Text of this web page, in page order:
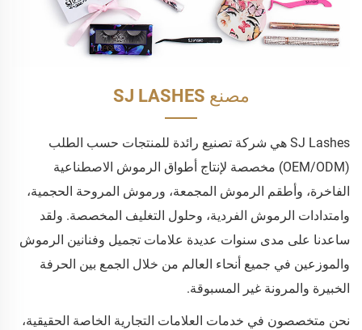
مصنع SJ LASHES
SJ Lashes هي شركة تصنيع رائدة للمنتجات حسب الطلب
(OEM/ODM) مخصصة لإنتاج أطواق الرموش الاصطناعية
الفاخرة، وأطقم الرموش المجمعة، ورموش المروحة الحجمية،
وامتدادات الرموش الفردية، وحلول التغليف المخصصة. ولقد
ساعدنا على مدى سنوات عديدة علامات تجميل وفنانين الرموش
والموزعين في جميع أنحاء العالم من خلال الجمع بين الحرفة
الخبيرة والمرونة غير المسبوقة.
نحن متخصصون في خدمات العلامات التجارية الخاصة الحقيقية،